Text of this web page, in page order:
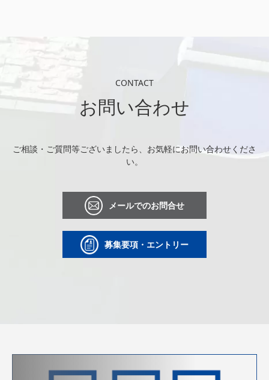
CONTACT
お問い合わせ
ご相談・ご質問等ございましたら、お気軽にお問い合わせくださ
い。
メールでのお問合せ
募集要項・エントリー